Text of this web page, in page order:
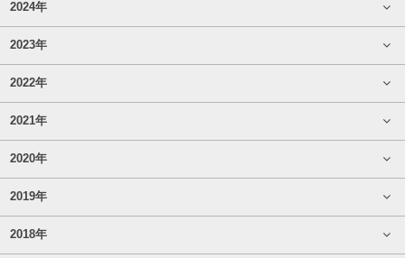
2024年
2023年
2022年
2021年
2020年
2019年
2018年